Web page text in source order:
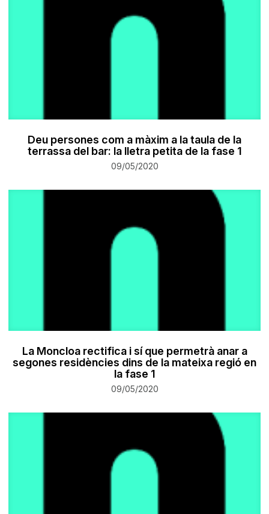
Deu persones com a màxim a la taula de la
terrassa del bar: la lletra petita de la fase 1
09/05/2020
La Moncloa rectifica i sí que permetrà anar a
segones residències dins de la mateixa regió en
la fase 1
09/05/2020